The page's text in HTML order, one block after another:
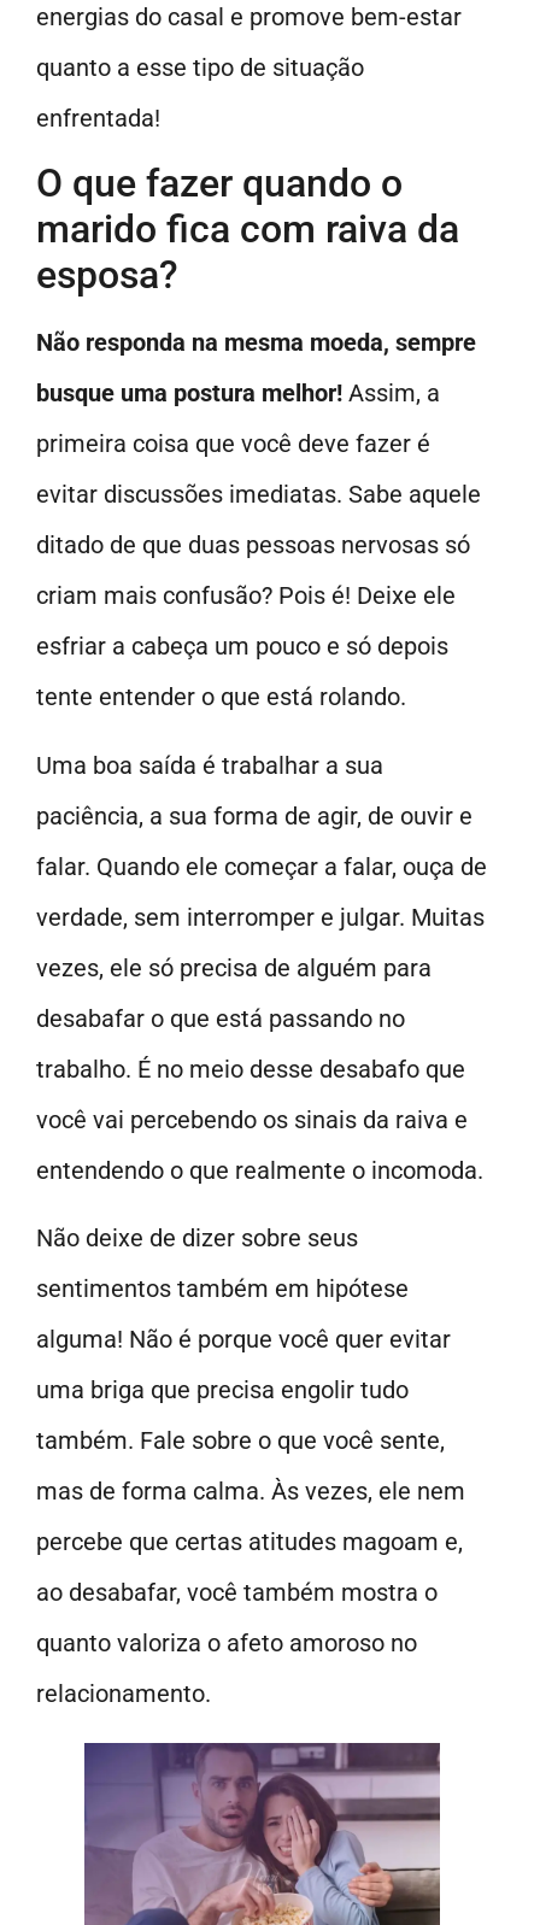
energias do casal e promove bem-estar
quanto a esse tipo de situação
enfrentada!
O que fazer quando o
marido fica com raiva da
esposa?
Não responda na mesma moeda, sempre
busque uma postura melhor! Assim, a
primeira coisa que você deve fazer é
evitar discussões imediatas. Sabe aquele
ditado de que duas pessoas nervosas só
criam mais confusão? Pois é! Deixe ele
esfriar a cabeça um pouco e só depois
tente entender o que está rolando.
Uma boa saída é trabalhar a sua
paciência, a sua forma de agir, de ouvir e
falar. Quando ele começar a falar, ouça de
verdade, sem interromper e julgar. Muitas
vezes, ele só precisa de alguém para
desabafar o que está passando no
trabalho. É no meio desse desabafo que
você vai percebendo os sinais da raiva e
entendendo o que realmente o incomoda.
Não deixe de dizer sobre seus
sentimentos também em hipótese
alguma! Não é porque você quer evitar
uma briga que precisa engolir tudo
também. Fale sobre o que você sente,
mas de forma calma. Às vezes, ele nem
percebe que certas atitudes magoam e,
ao desabafar, você também mostra o
quanto valoriza o afeto amoroso no
relacionamento.